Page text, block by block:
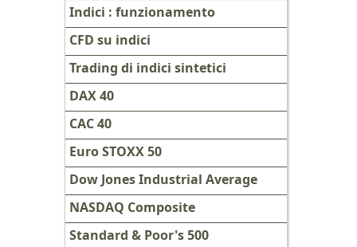
Indici : funzionamento
CFD su indici
Trading di indici sintetici
DAX 40
CAC 40
Euro STOXX 50
Dow Jones Industrial Average
NASDAQ Composite
Standard & Poor's 500